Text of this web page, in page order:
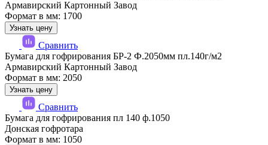
Армавирский Картонный Завод
Формат в мм: 1700
Узнать цену
Сравнить
Бумага для гофрирования БР-2 Ф.2050мм пл.140г/м2
Армавирский Картонный Завод
Формат в мм: 2050
Узнать цену
Сравнить
Бумага для гофрирования пл 140 ф.1050
Донская гофротара
Формат в мм: 1050